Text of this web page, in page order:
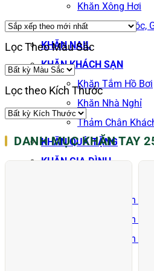
Khăn Xông Hơi
Khăn Salon Tóc,
KHĂN NAIL
KHĂN KHÁCH SẠN
Khăn Tắm Hồ Bơi
Khăn Nhà Nghỉ
Thảm Chân
KHĂN QUÀ TẶNG
KHĂN GIA ĐÌNH
Khăn
Khăn
Khăn
sắp
xếp
mới
nhất
Lọc Theo Màu Sắc
Lọc theo Kích Thước
DANH MỤC KHĂN TAY